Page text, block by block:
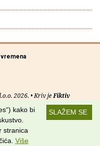
2026. • Kriv jeFiktiv
RSS kanali
na:
SLAŽEM SE
kako bi
stranica
Više